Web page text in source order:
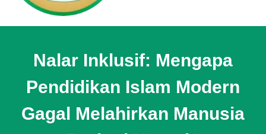
Nalar Inklusif: Mengapa
Pendidikan Islam Modern
Gagal Melahirkan Manusia